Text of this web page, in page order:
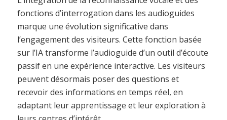
fonctions d’interrogation dans les audioguides
marque une évolution significative dans
l’engagement des visiteurs. Cette fonction basée
sur l’IA transforme l’audioguide d’un outil d’écoute
passif en une expérience interactive. Les visiteurs
peuvent désormais poser des questions et
recevoir des informations en temps réel, en
adaptant leur apprentissage et leur exploration à